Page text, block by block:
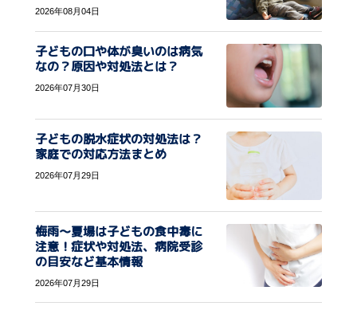
2026年08月04日
子どもの口や体が臭いのは病気
なの？原因や対処法とは？
2026年07月30日
子どもの脱水症状の対処法は？
家庭での対応方法まとめ
2026年07月29日
梅雨〜夏場は子どもの食中毒に
注意！症状や対処法、病院受診
の目安など基本情報
2026年07月29日